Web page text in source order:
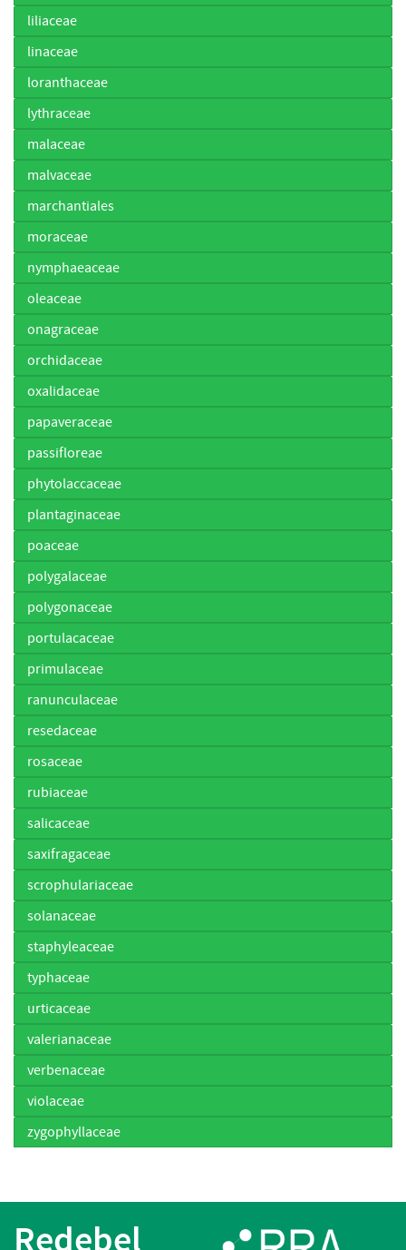
liliaceae
linaceae
loranthaceae
lythraceae
malaceae
malvaceae
marchantiales
moraceae
nymphaeaceae
oleaceae
onagraceae
orchidaceae
oxalidaceae
papaveraceae
passifloreae
phytolaccaceae
plantaginaceae
poaceae
polygalaceae
polygonaceae
portulacaceae
primulaceae
ranunculaceae
resedaceae
rosaceae
rubiaceae
salicaceae
saxifragaceae
scrophulariaceae
solanaceae
staphyleaceae
typhaceae
urticaceae
valerianaceae
verbenaceae
violaceae
zygophyllaceae
Redebel